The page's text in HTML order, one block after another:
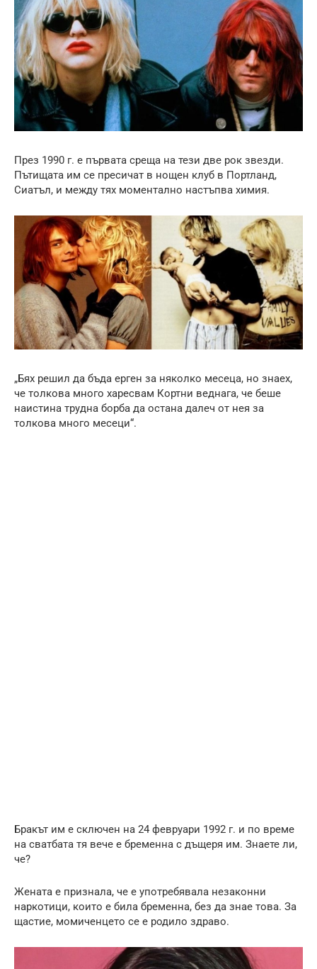
През 1990 г. е първата среща на тези две рок звезди.
Пътищата им се пресичат в нощен клуб в Портланд,
Сиатъл, и между тях моментално настъпва химия.
„Бях решил да бъда ерген за няколко месеца, но знаех,
че толкова много харесвам Кортни веднага, че беше
наистина трудна борба да остана далеч от нея за
толкова много месеци“.
Бракът им е сключен на 24 февруари 1992 г. и по време
на сватбата тя вече е бременна с дъщеря им. Знаете ли,
че?
Жената е признала, че е употребявала незаконни
наркотици, които е била бременна, без да знае това. За
щастие, момиченцето се е родило здраво.